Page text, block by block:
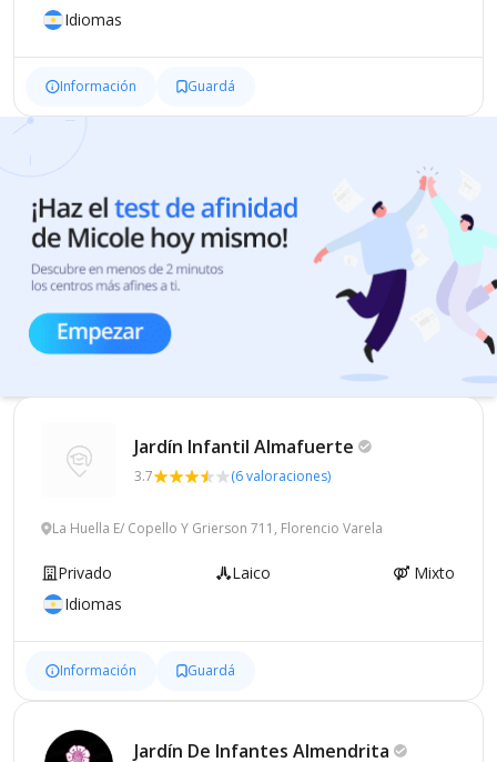
Idiomas
Información Guardá
Jardín Infantil Almafuerte
3.7 (6 valoraciones)
La Huella E/ Copello Y Grierson 711, Florencio Varela
Privado Laico
Mixto
Idiomas
Información Guardá
Jardín De Infantes Almendrita